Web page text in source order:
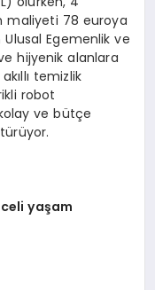
maliyeti 78 euroya
Ulusal Egemenlik ve
hijyenik alanlara
temizlik
robot
ve bütçe
yaşam